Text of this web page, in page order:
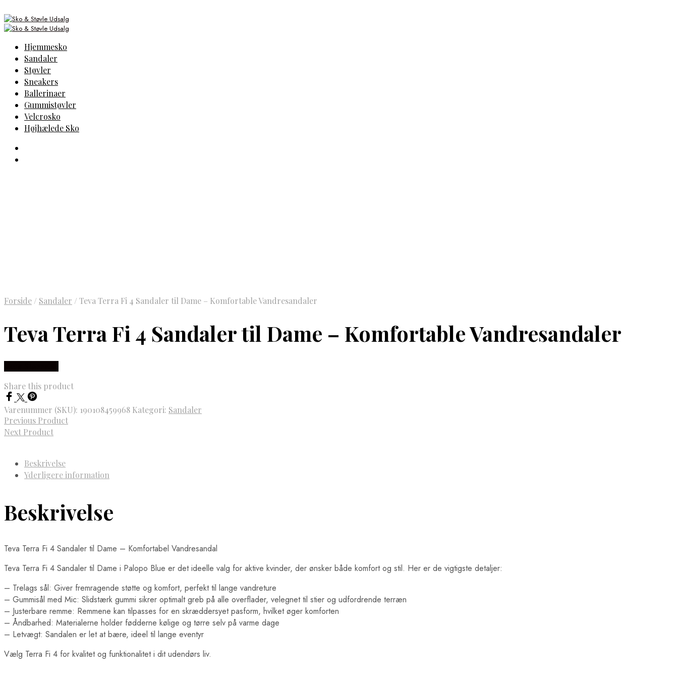
Hjemmesko
Sandaler
Støvler
Sneakers
Ballerinaer
Gummistøvler
Velcrosko
Højhælede Sko
Forside / Sandaler / Teva Terra Fi 4 Sandaler til Dame – Komfortable Vandresandaler
Teva Terra Fi 4 Sandaler til Dame – Komfortable Vandresandaler
Share this product
Varenummer (SKU): 190108459968 Kategori: Sandaler
Previous Product
Next Product
Beskrivelse
Yderligere information
Beskrivelse
Teva Terra Fi 4 Sandaler til Dame – Komfortabel Vandresandal
Teva Terra Fi 4 Sandaler til Dame i Palopo Blue er det ideelle valg for aktive kvinder, der ønsker både komfort og stil. Her er de vigtigste detaljer:
– Trelags sål: Giver fremragende støtte og komfort, perfekt til lange vandreture
– Gummisål med Mic: Slidstærk gummi sikrer optimalt greb på alle overflader, velegnet til stier og udfordrende terræn
– Justerbare remme: Remmene kan tilpasses for en skræddersyet pasform, hvilket øger komforten
– Åndbarhed: Materialerne holder fødderne kølige og tørre selv på varme dage
– Letvægt: Sandalen er let at bære, ideel til lange eventyr
Vælg Terra Fi 4 for kvalitet og funktionalitet i dit udendørs liv.